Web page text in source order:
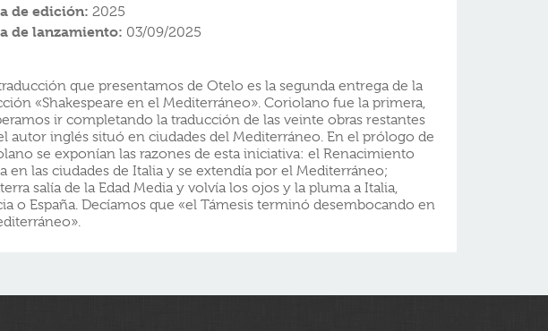
de edición: 2025
de lanzamiento: 03/09/2025
que presentamos de Otelo es la segunda entrega de la
«Shakespeare en el Mediterráneo». Coriolano fue la primera,
ir completando la traducción de las veinte obras restantes
autor inglés situó en ciudades del Mediterráneo. En el prólogo de
se exponían las razones de esta iniciativa: el Renacimiento
en las ciudades de Italia y se extendía por el Mediterráneo;
salía de la Edad Media y volvía los ojos y la pluma a Italia,
o España. Decíamos que «el Támesis terminó desembocando en